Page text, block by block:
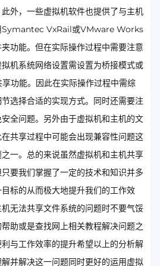
外，一些虚拟机软件也提供了与主机
Symantec VxRail或VMware Works
功能。但在实际操作过程中需要注意
机系统网络设置需设置为桥接模式或
功能。因此在实际操作过程中需综
选择合适的实现方式。同时还需要注
全问题。另外由于虚拟机和主机的文
共享过程中可能会出现兼容性问题这
一。总的来说虽然虚拟机和主机共享
要我们掌握了一定的技术和知识并多
标的从而极大地提升我们的工作效
无法共享文件系统的问题时不要气馁
助或是查找网上相关教程解决问题之
与工作效率的提升希望以上的分析解
并解决这一问题同时更好的运用虚拟